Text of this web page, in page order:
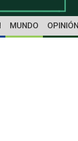
MUNDO OPINIÓN